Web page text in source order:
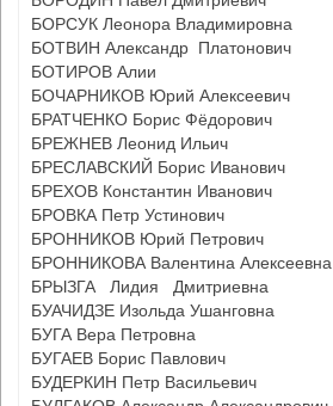
БОРСУК Леонора Владимировна
БОТВИН Александр Платонович
БОТИРОВ Алии
БОЧАРНИКОВ Юрий Алексеевич
БРАТЧЕНКО Борис Фёдорович
БРЕЖНЕВ Леонид Ильич
БРЕСЛАВСКИЙ Борис Иванович
БРЕХОВ Константин Иванович
БРОВКА Петр Устинович
БРОННИКОВ Юрий Петрович
БРОННИКОВА Валентина Алексеевна
БРЫЗГА Лидия Дмитриевна
БУАЧИДЗЕ Изольда Ушанговна
БУГА Вера Петровна
БУГАЕВ Борис Павлович
БУДЕРКИН Петр Васильевич